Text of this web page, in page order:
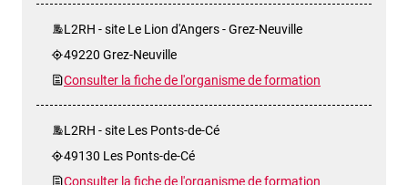
L2RH - site Le Lion d'Angers - Grez-Neuville
49220 Grez-Neuville
Consulter la fiche de l'organisme de formation
L2RH - site Les Ponts-de-Cé
49130 Les Ponts-de-Cé
Consulter la fiche de l'organisme de formation